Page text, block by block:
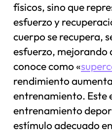
físicos, sino que
esfuerzo y
cuerpo se recupera,
esfuerzo, mejorando
conoce como «
rendimiento
entrenamiento. Este
entrenamiento
estímulo adecuado